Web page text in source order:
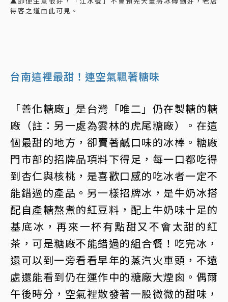
待客之道由此可見。
台南這裡最甜！連空氣飄著糖味
「善化糖廠」是台灣「唯二」仍在製糖的糖
廠（註：另一處為雲林的虎尾糖廠）。在這
個最甜的地方，卻賣著鹹口味的冰棒。糖廠
門市部的招牌品項料下得足，每一口都吃得
到杏仁與核桃，是喜歡口感的吃冰者一定不
能錯過的產品。另一樣招牌冰，是牛奶冰搭
配自產糖熬煮的紅豆料，配上牛奶味十足的
基底冰，再來一杯有點甜又不會太甜的紅
茶，可是糖廠不能錯過的組合餐！吃完冰，
還可以到一旁看看早年的蒸汽火車頭，不遠
處還能看到仍在運作中的糖廠大煙囪。偶爾
午後時分，空氣裡散發著一股微微的甜味，